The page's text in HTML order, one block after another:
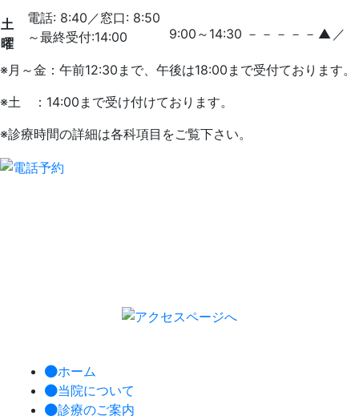
土
曜
電話: 8:40／窓口: 8:50
～最終受付:14:00
9:00～14:30 － － － － － ▲ ／
※月～金：午前12:30まで、午後は18:00まで受付ております。
※土 ：14:00まで受け付けております。
※診療時間の詳細は各科項目をご覧下さい。
ホーム
当院について
診療のご案内